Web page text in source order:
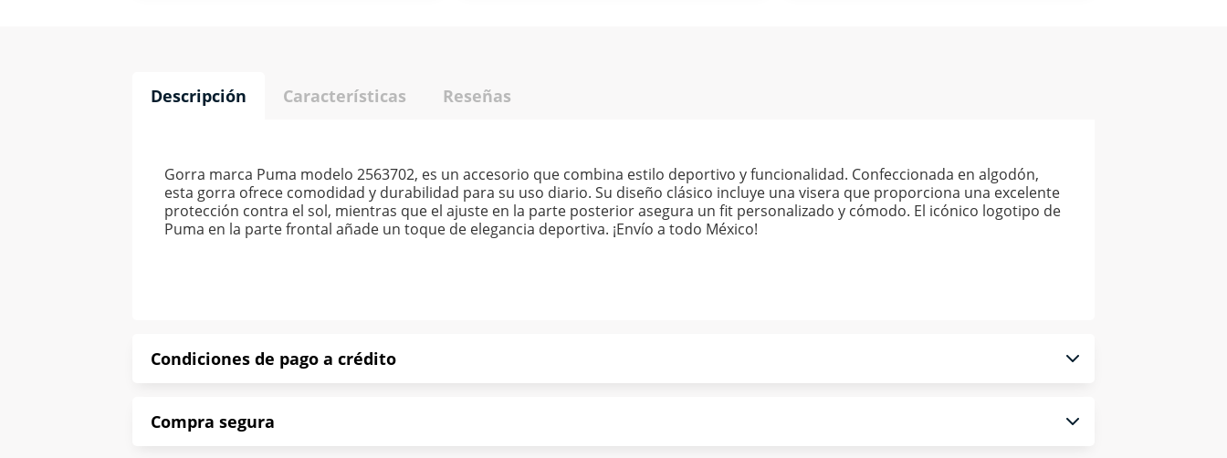
Descripción Características Reseñas
Gorra marca Puma modelo 2563702, es un accesorio que combina estilo deportivo y funcionalidad. Confeccionada en algodón,
esta gorra ofrece comodidad y durabilidad para su uso diario. Su diseño clásico incluye una visera que proporciona una excelente
protección contra el sol, mientras que el ajuste en la parte posterior asegura un fit personalizado y cómodo. El icónico logotipo de
Puma en la parte frontal añade un toque de elegancia deportiva. ¡Envío a todo México!
Condiciones de pago a crédito
Compra segura